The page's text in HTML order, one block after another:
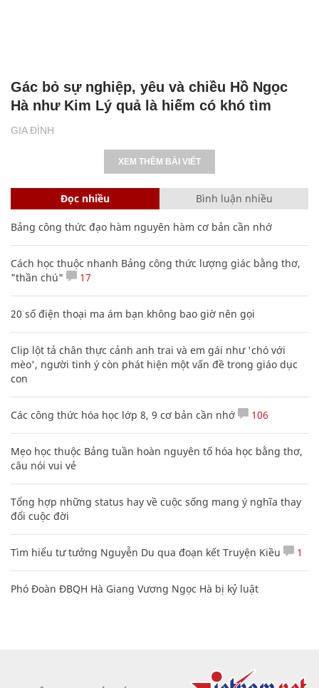
GIA ĐÌNH
Gác bỏ sự nghiệp, yêu và chiều Hồ Ngọc
Hà như Kim Lý quả là hiếm có khó tìm
XEM THÊM BÀI VIẾT
Đọc nhiều Bình luận nhiều
Bảng công thức đạo hàm nguyên hàm cơ bản cần nhớ
Cách học thuộc nhanh Bảng công thức lượng giác bằng thơ,
"thần chú"
17
20 số điện thoại ma ám bạn không bao giờ nên gọi
Clip lột tả chân thực cảnh anh trai và em gái như 'chó với
mèo', người tinh ý còn phát hiện một vấn đề trong giáo dục
con
Các công thức hóa học lớp 8, 9 cơ bản cần nhớ 106
Mẹo học thuộc Bảng tuần hoàn nguyên tố hóa học bằng thơ,
câu nói vui vẻ
Tổng hợp những status hay về cuộc sống mang ý nghĩa thay
đổi cuộc đời
Tìm hiểu tư tưởng Nguyễn Du qua đoạn kết Truyện Kiều 1
Phó Đoàn ĐBQH Hà Giang Vương Ngọc Hà bị kỷ luật